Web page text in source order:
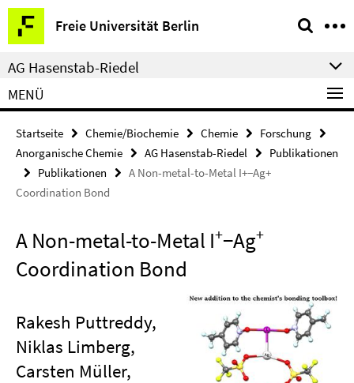
Springe
direkt
zu
Inhalt
Freie Universität Berlin
Service-
Navigation
AG Hasenstab-Riedel
MENÜ
Startseite Chemie/Biochemie Chemie
Forschung
Anorganische Chemie
AG Hasenstab-Riedel
Publikationen
Publikationen
A Non-metal-to-Metal I+−Ag+
Coordination Bond
A Non-metal-to-Metal I+−Ag+
Coordination Bond
Rakesh Puttreddy,
Niklas Limberg,
Carsten Müller,